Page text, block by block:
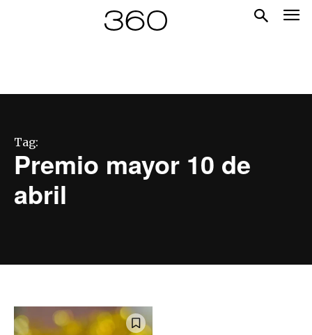
Tag:
Premio mayor 10 de
abril